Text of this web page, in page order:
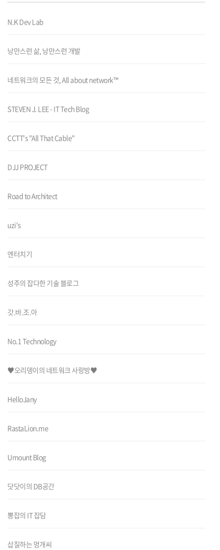
N.K Dev Lab
낭만스런 삶, 낭만스런 개발
네트워크의 모든 것, All about network™
STEVEN J. LEE - IT Tech Blog
CCTT's "All That Cable"
DJJ PROJECT
Road to Architect
uzi's
엔터치기
성주의 잡다한 기술 블로그
갓.바.조.아
No.1 Technology
♥오리뎅이의 네트워크 사랑방♥
HelloJany
RastaLion.me
Umount Blog
닷닷이의 DB공간
뽕잡의 IT 잡담
삽질하는 멍개씨